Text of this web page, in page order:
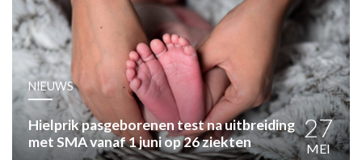
REGISTRATIE
NIEUWS
Hielprik pasgeborenen test na uitbreiding
met SMA vanaf 1 juni op 26 ziekten
27
MEI